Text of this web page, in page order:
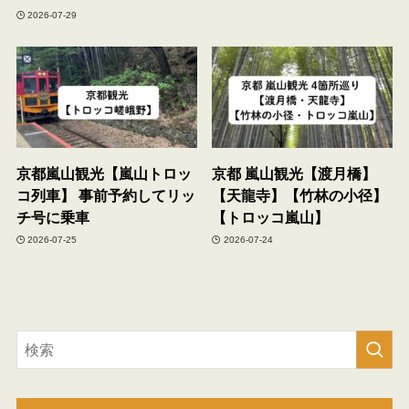
2026-07-29
京都嵐山観光【嵐山トロッ
コ列車】 事前予約してリッ
チ号に乗車
2026-07-25
京都 嵐山観光【渡月橋】
【天龍寺】【竹林の小径】
【トロッコ嵐山】
2026-07-24